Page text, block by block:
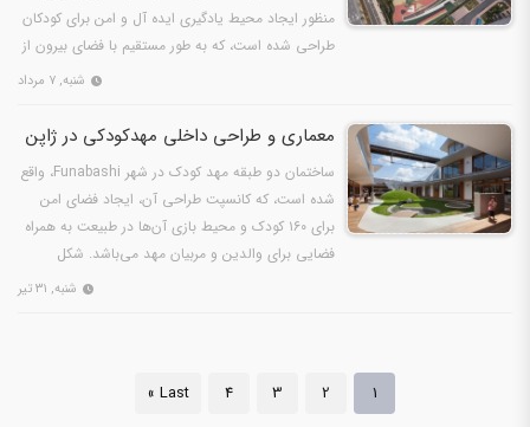
منظور ایجاد محیط یادگیری ایده آل و امن برای کودکان
طراحی شده است، که به طور مستقیم با فضای بیرون از
شنبه, ۷ مرداد
معماری و طراحی داخلی مهدکودکی در ژاپن
ساختمان دو طبقه مهد کودک در شهر Funabashi، واقع
شده است، که کانسپت طراحی آن، ایجاد فضای امن
برای ۱۶۰ کودک و محیط بازی آن‌ها در طبیعت به همراه
فضایی برای والدین و مربیان مهد می‌باشد. شکل
شنبه, ۳۱ تیر
1
2
3
4
Last »